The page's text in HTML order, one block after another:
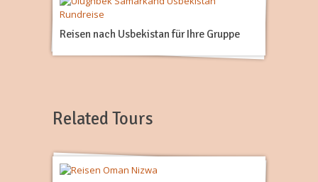
Reisen nach Usbekistan für Ihre Gruppe
Related Tours